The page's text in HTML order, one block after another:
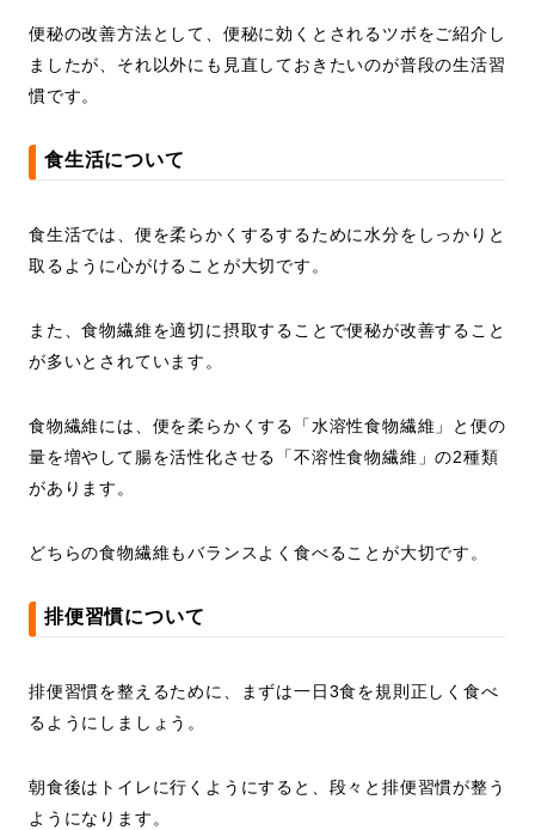
便秘の改善方法として、便秘に効くとされるツボをご紹介し
ましたが、それ以外にも見直しておきたいのが普段の生活習
慣です。
食生活について
食生活では、便を柔らかくするするために水分をしっかりと
取るように心がけることが大切です。
また、食物繊維を適切に摂取することで便秘が改善すること
が多いとされています。
食物繊維には、便を柔らかくする「水溶性食物繊維」と便の
量を増やして腸を活性化させる「不溶性食物繊維」の2種類
があります。
どちらの食物繊維もバランスよく食べることが大切です。
排便習慣について
排便習慣を整えるために、まずは一日3食を規則正しく食べ
るようにしましょう。
朝食後はトイレに行くようにすると、段々と排便習慣が整う
ようになります。